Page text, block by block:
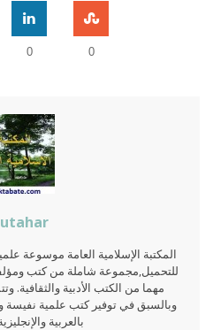
0
0
المكتبة الإسلامية العامة موسوعة
للتحميل,مجموعة شاملة من كتب
مهما من الكتب الأدبية والثقافية.
وبالسبق في توفير كتب علمية نفيسة
بالعربية